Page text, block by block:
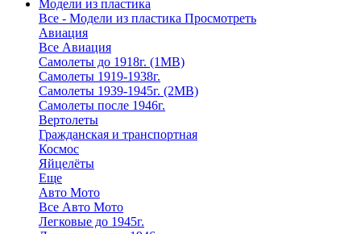
Модели из пластика
Все - Модели из пластика Просмотреть
Авиация
Все Авиация
Самолеты до 1918г. (1МВ)
Самолеты 1919-1938г.
Самолеты 1939-1945г. (2МВ)
Самолеты после 1946г.
Вертолеты
Гражданская и транспортная
Космос
Яйцелёты
Еще
Авто Мото
Все Авто Мото
Легковые до 1945г.